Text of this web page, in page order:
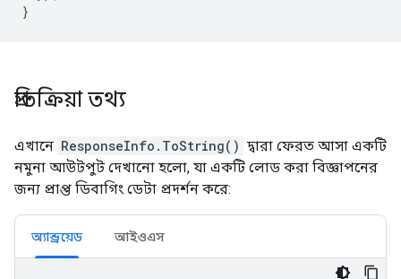
}
প্রতিক্রিয়া তথ্য
এখানে ResponseInfo.ToString() দ্বারা ফেরত আসা একটি
নমুনা আউটপুট দেখানো হলো, যা একটি লোড করা বিজ্ঞাপনের
জন্য প্রাপ্ত ডিবাগিং ডেটা প্রদর্শন করে:
অ্যান্ড্রয়েড আইওএস